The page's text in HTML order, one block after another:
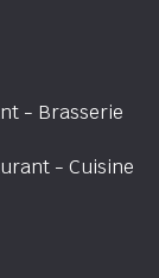
- Brasserie
- Cuisine